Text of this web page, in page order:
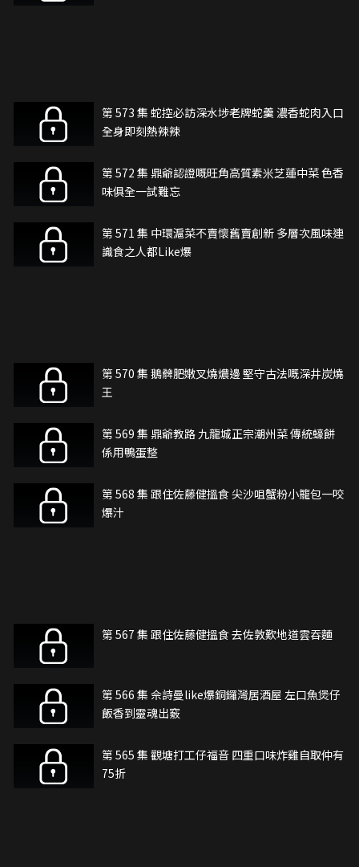
第 573 集 蛇控必訪深水埗老牌蛇羹 濃香蛇肉入口
全身即刻熱辣辣
第 572 集 鼎爺認證嘅旺角高質素米芝蓮中菜 色香
味俱全一試難忘
第 571 集 中環滬菜不賣懷舊賣創新 多層次風味連
識食之人都Like爆
第 570 集 鵝髀肥嫩叉燒燶邊 堅守古法嘅深井炭燒
王
第 569 集 鼎爺教路 九龍城正宗潮州菜 傳統蠔餅
係用鴨蛋整
第 568 集 跟住佐藤健搵食 尖沙咀蟹粉小籠包一咬
爆汁
第 567 集 跟住佐藤健搵食 去佐敦歎地道雲吞麵
第 566 集 佘詩曼like爆銅鑼灣居酒屋 左口魚煲仔
飯香到靈魂出竅
第 565 集 觀塘打工仔福音 四重口味炸雞自取仲有
75折